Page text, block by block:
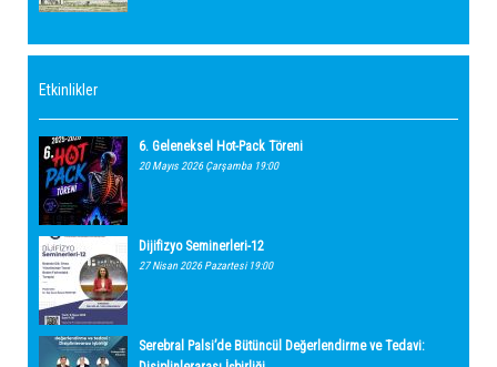
Etkinlikler
6. Geleneksel Hot-Pack Töreni
20 Mayıs 2026 Çarşamba 19:00
Dijifizyo Seminerleri-12
27 Nisan 2026 Pazartesi 19:00
Serebral Palsi’de Bütüncül Değerlendirme ve Tedavi: